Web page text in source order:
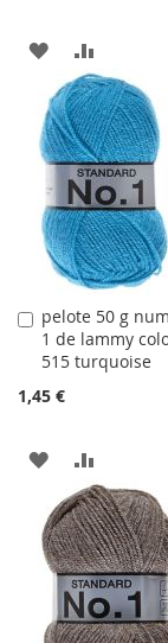
AJOUTER
À
LA
LISTE
D'ACHATS
AU
pelote 50 g
1 de lammy
515 turquoise
1,45 €
Ajouter
au
panier
AJOUTER
À
LA
LISTE
D'ACHATS
AU